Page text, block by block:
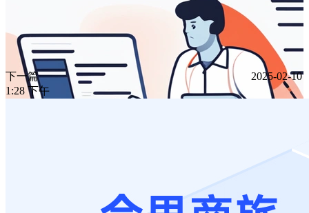
下一篇
2025-02-10
1:28 下午